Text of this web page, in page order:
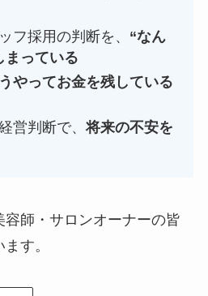
フ採用の判断を、 “なん
まっている
やってお金を残している
営判断で、 将来の不安を
師・サロンオーナーの皆
す。